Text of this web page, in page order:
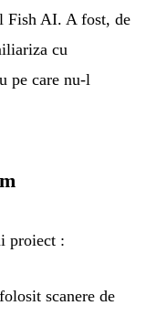
Fish AI. A fost, de
cu
pe care nu-l
proiect :
scanere de